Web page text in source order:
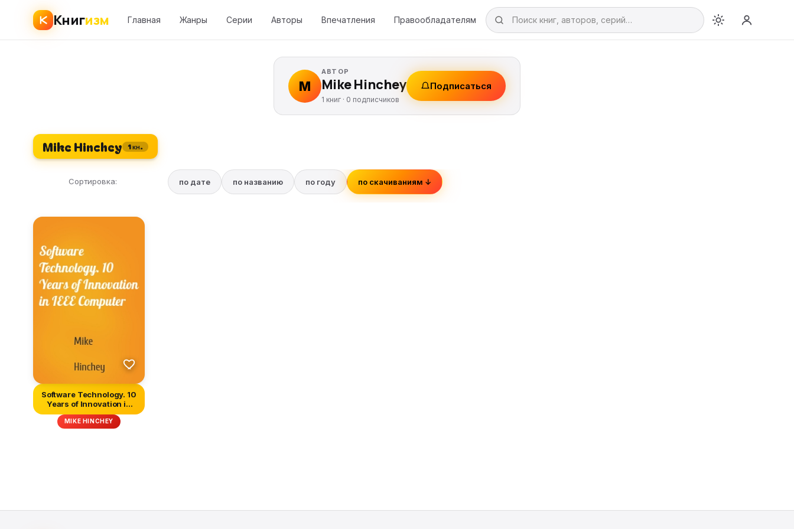
Книгизм Главная Жанры Серии Авторы Впечатления Правообладателям
M
АВТОР
Mike Hinchey
1 книг · 0 подписчиков
Подписаться
Mike Hinchey 1 кн.
Сортировка: по дате по названию по году по скачиваниям ↓
Software Technology. 10
Years of Innovation in
IEE...
MIKE HINCHEY